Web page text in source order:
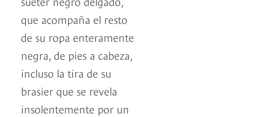
que acompaña el resto
de su ropa enteramente
negra, de pies a cabeza,
incluso la tira de su
brasier que se revela
insolentemente por un